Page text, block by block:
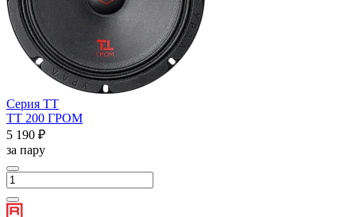
Серия ТТ
ТТ 200 ГРОМ
5 190 ₽
за пару